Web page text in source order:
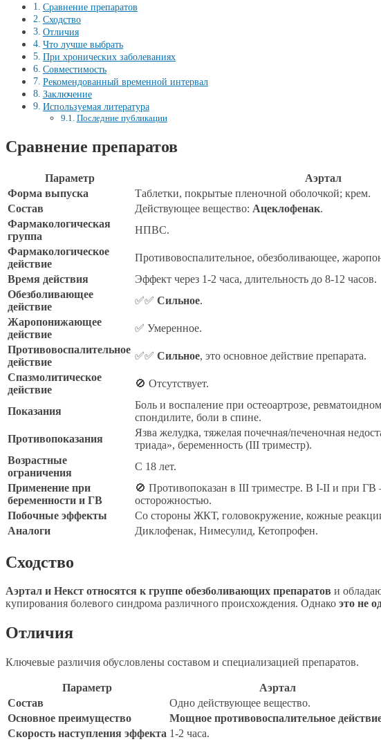
Сравнение препаратов
Сходство
Отличия
Что лучше выбрать
При хронических заболеваниях
Совместимость
Рекомендованный временной интервал
Заключение
Используемая литература
Последние публикации
Сравнение препаратов
Параметр Аэртал
Форма выпуска
Таблетки, покрытые пленочной оболочкой; крем.
Состав
Действующее вещество: Ацеклофенак.
Фармакологическая
группа
НПВС.
Фармакологическое
действие
Противовоспалительное, обезболивающее,
Время действия
Эффект через 1-2 часа, длительность до 8-12 часов.
Обезболивающее
действие
✅✅ Сильное.
Жаропонижающее
действие
✅ Умеренное.
Противовоспалительное
действие
✅✅ Сильное, это основное действие препарата.
Спазмолитическое
действие
🚫 Отсутствует.
Показания
Боль и воспаление при остеоартрозе,
спондилите, боли в спине.
Противопоказания
Язва желудка, тяжелая почечная/печеночная
триада», беременность (III триместр).
Возрастные
ограничения
С 18 лет.
Применение при
беременности и ГВ
🚫 Противопоказан в III триместре. В I-II и при ГВ
осторожностью.
Побочные эффекты
Со стороны ЖКТ, головокружение, кожные
Аналоги
Диклофенак, Нимесулид, Кетопрофен.
Сходство
Аэртал и Некст относятся к группе обезболивающих препаратов и
купирования болевого синдрома различного происхождения. Однако это не
Отличия
Ключевые различия обусловлены составом и специализацией препаратов.
Параметр Аэртал
Состав
Одно действующее вещество.
Основное преимущество
Мощное противовоспалительное
Скорость наступления эффекта 1-2 часа.